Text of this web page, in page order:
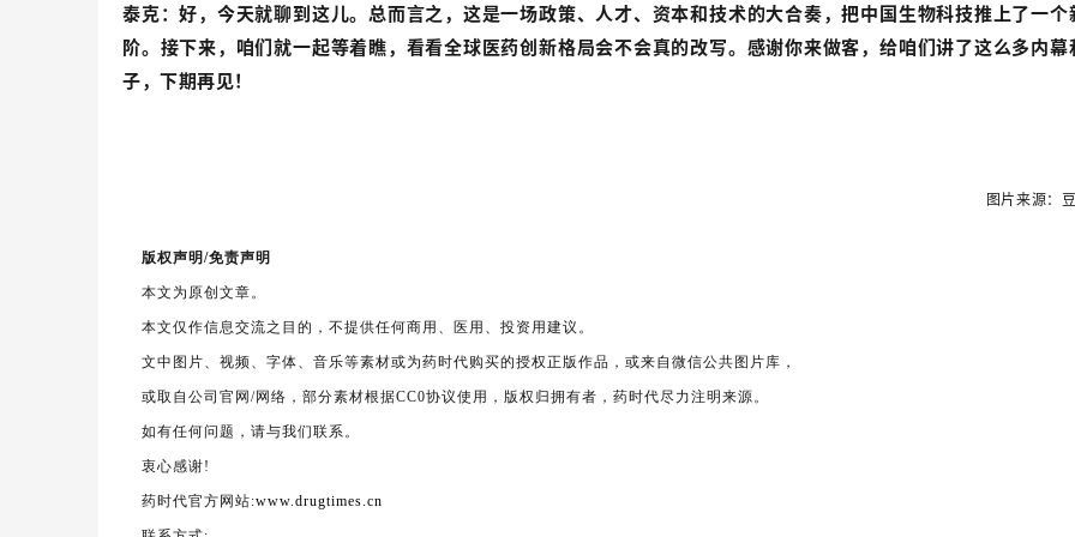
泰克：好，今天就聊到这儿。总而言之，这是一场政策、人才、资本和技术的大合奏，把中国生物科技推上了一个
阶。接下来，咱们就一起等着瞧，看看全球医药创新格局会不会真的改写。感谢你来做客，给咱们讲了这么多内幕
子，下期再见！
图片来源：
版权声明/免责声明
本文为原创文章。
本文仅作信息交流之目的，不提供任何商用、医用、投资用建议。
文中图片、视频、字体、音乐等素材或为药时代购买的授权正版作品，或来自微信公共图片库，
或取自公司官网/网络，部分素材根据CC0协议使用，版权归拥有者，药时代尽力注明来源。
如有任何问题，请与我们联系。
衷心感谢!
药时代官方网站:www.drugtimes.cn